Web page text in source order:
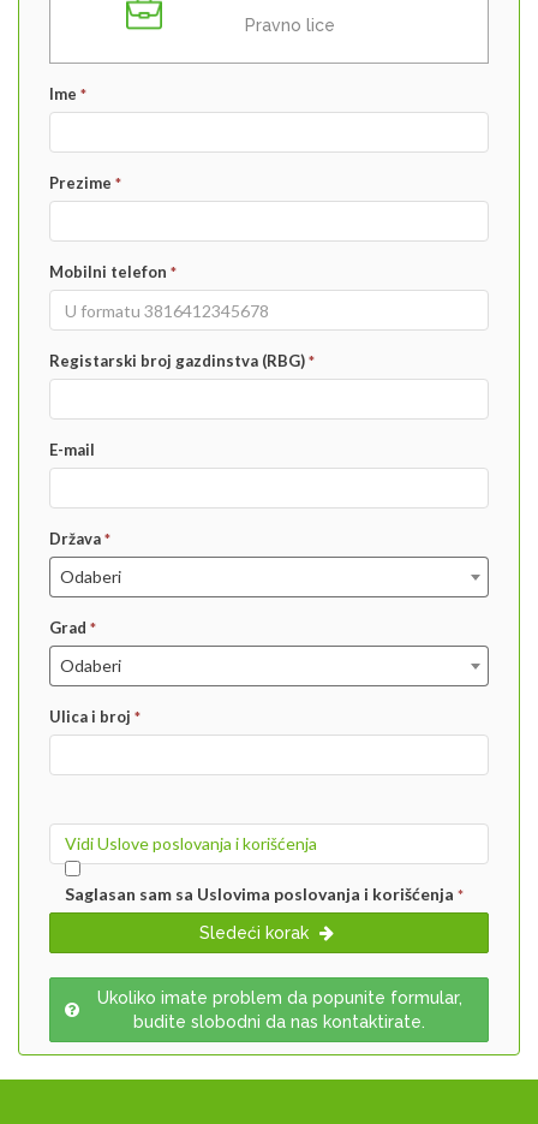
Ime *
Prezime *
Mobilni telefon *
Registarski broj gazdinstva (RBG) *
E-mail
Država *
Odaberi
Grad *
Odaberi
Ulica i broj *
Vidi Uslove poslovanja i korišćenja
Saglasan sam sa Uslovima poslovanja i korišćenja *
Sledeći korak
Ukoliko imate problem da popunite formular,
budite slobodni da nas kontaktirate.